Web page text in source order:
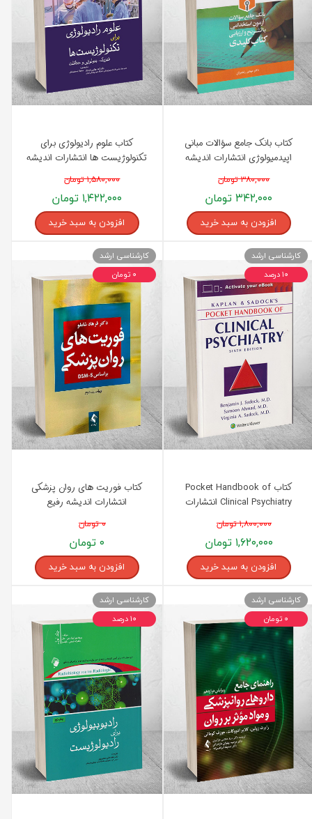
کتاب بانک جامع سؤالات مبانی
اپیدمیولوژی انتشارات اندیشه
۳۸۰,۰۰۰ تومان
۳۴۲,۰۰۰ تومان
افزودن به سبد خرید
کتاب علوم رادیولوژی برای
تکنولوژیست ها انتشارات اندیشه
۱,۵۸۰,۰۰۰ تومان
۱,۴۲۲,۰۰۰ تومان
افزودن به سبد خرید
کتاب Pocket Handbook of
Clinical Psychiatry انتشارات
۱,۸۰۰,۰۰۰ تومان
۱,۶۲۰,۰۰۰ تومان
افزودن به سبد خرید
کارشناسی ارشد
۱۰ درصد
کتاب فوریت های روان پزشکی
انتشارات اندیشه رفیع
۰ تومان
۰ تومان
افزودن به سبد خرید
کارشناسی ارشد
۰ تومان
کارشناسی ارشد
۰ تومان
کارشناسی ارشد
۱۰ درصد